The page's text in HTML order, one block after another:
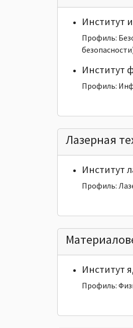
Институт
Профиль:
Институт
Профиль:
Лазерная
Институт
Профиль:
Институт
Профиль: